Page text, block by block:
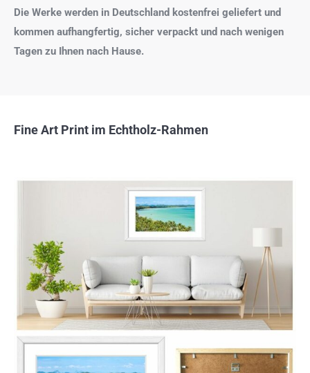
Die Werke werden in Deutschland kostenfrei geliefert und
kommen aufhangfertig, sicher verpackt und nach wenigen
Tagen zu Ihnen nach Hause.
Fine Art Print im Echtholz-Rahmen